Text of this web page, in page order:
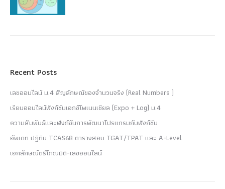
Recent Posts
เลขออนไลน์ ม.4 สัญลักษณ์ของจำนวนจริง (Real Numbers )
เรียนออนไลน์ฟังก์ชันเอกซ์โพเนนเชียล (Expo + Log) ม.4
ความสัมพันธ์และฟังก์ชันการพัฒนาโปรแกรมกับฟังก์ชัน
อัพเดท ปฏิทิน TCAS68 ตารางสอบ TGAT/TPAT และ A-Level
เอกลักษณ์ตรีโกณมิติ-เลขออนไลน์